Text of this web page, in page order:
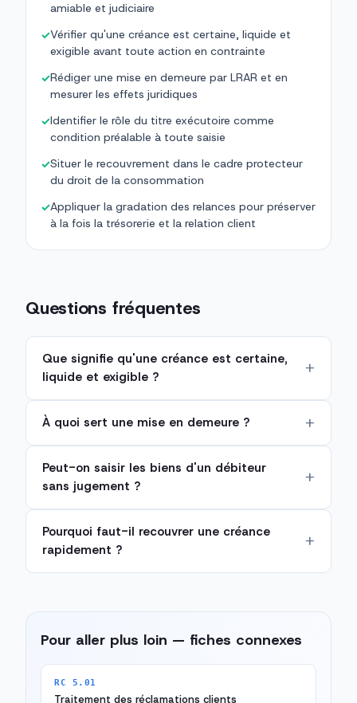
amiable et judiciaire
✓Vérifier qu'une créance est certaine, liquide et
exigible avant toute action en contrainte
✓Rédiger une mise en demeure par LRAR et en
mesurer les effets juridiques
✓Identifier le rôle du titre exécutoire comme
condition préalable à toute saisie
✓Situer le recouvrement dans le cadre protecteur
du droit de la consommation
✓Appliquer la gradation des relances pour préserver
à la fois la trésorerie et la relation client
Questions fréquentes
Que signifie qu'une créance est certaine,
liquide et exigible ?
À quoi sert une mise en demeure ?
Peut-on saisir les biens d'un débiteur
sans jugement ?
Pourquoi faut-il recouvrer une créance
rapidement ?
Pour aller plus loin — fiches connexes
RC 5.01
Traitement des réclamations clients